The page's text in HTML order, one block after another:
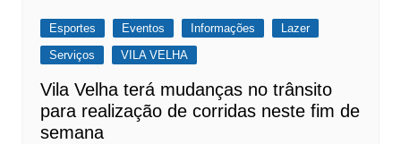
Esportes Eventos Informações
Lazer
Serviços
VILA VELHA
Vila Velha terá mudanças no trânsito
para realização de corridas neste fim de
semana